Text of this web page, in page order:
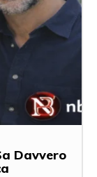
Davvero